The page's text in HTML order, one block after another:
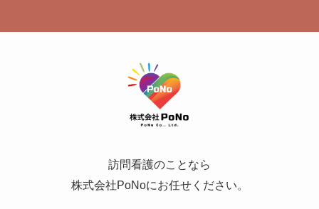
訪問看護のことなら
株式会社PoNoにお任せください。